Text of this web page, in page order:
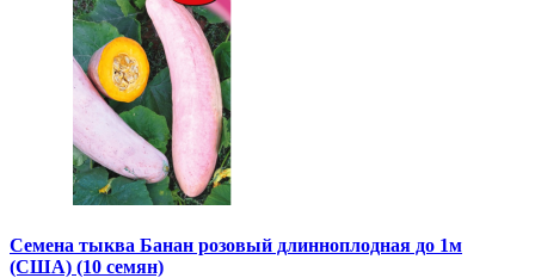
Семена тыква Банан розовый длинноплодная до 1м
(США) (10 семян)